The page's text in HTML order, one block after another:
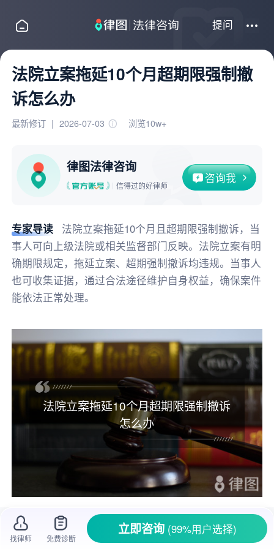
提问
法院立案拖延10个月超期限强制撤
诉怎么办
最新修订 | 2026-07-03 浏览10w+
律图法律咨询
信得过的好律师
咨询我
专家导读
法院立案拖延10个月且超期限强制撤诉，当
事人可向上级法院或相关监督部门反映。法院立案有明
确期限规定，拖延立案、超期强制撤诉均违规。当事人
也可收集证据，通过合法途径维护自身权益，确保案件
能依法正常处理。
法院立案拖延10个月超期限强制撤诉
怎么办
去法院 打官司
，本就是希望通过法律途径解
决问题，可要是遇到法院立案拖延，甚至超期限
找律师 免费诊断
立即咨询 (99%用户选择)